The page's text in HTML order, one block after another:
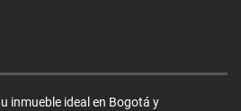
inmueble ideal en Bogotá y